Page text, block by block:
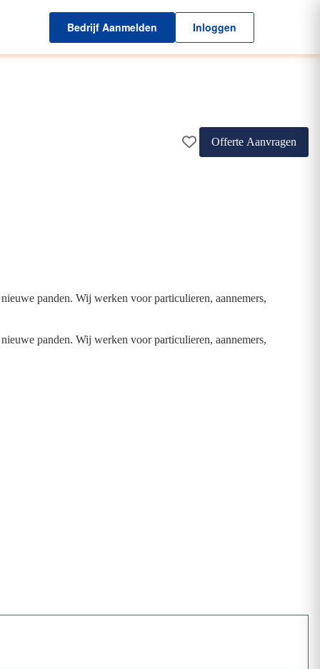
Bedrijf Aanmelden Inloggen
Offerte Aanvragen
panden. Wij werken voor particulieren, aannemers,
panden. Wij werken voor particulieren, aannemers,